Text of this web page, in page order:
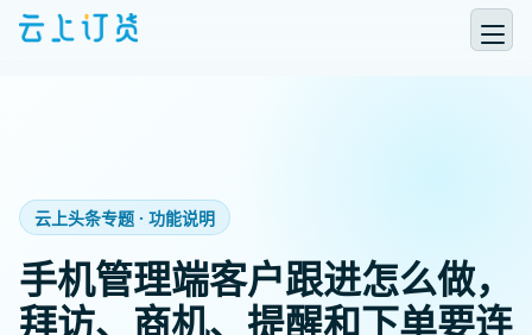
云上头条专题 · 功能说明
手机管理端客户跟进怎么做，
拜访、商机、提醒和下单要连